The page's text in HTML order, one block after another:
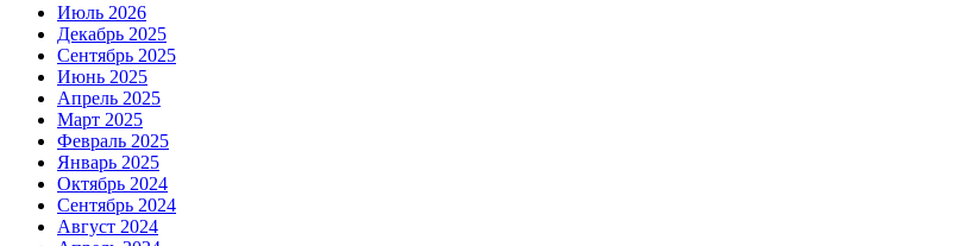
Июль 2026
Декабрь 2025
Сентябрь 2025
Июнь 2025
Апрель 2025
Март 2025
Февраль 2025
Январь 2025
Октябрь 2024
Сентябрь 2024
Август 2024